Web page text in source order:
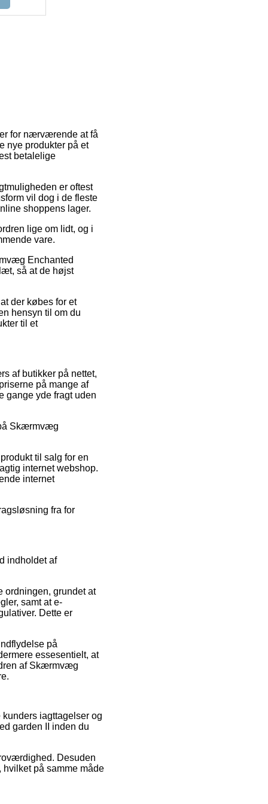
for nærværende at få
nye produkter på et
betalelige
er oftest
vil dog i de fleste
shoppens lager.
lige om lidt, og i
vare.
Enchanted
så at de højst
der købes for et
hensyn til om du
til et
af butikker på nettet,
på mange af
gange yde fragt uden
Skærmvæg
til salg for en
internet webshop.
internet
fra for
indholdet af
ordningen, grundet at
samt at e-
Dette er
på
essesentielt, at
af Skærmvæg
iagttagelser og
garden II inden du
Desuden
på samme måde